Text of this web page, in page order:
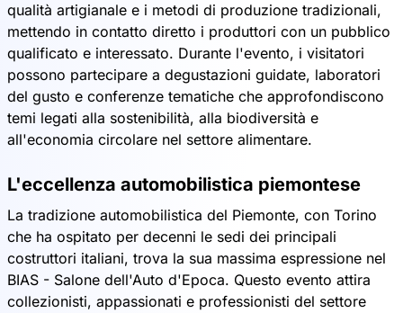
qualità artigianale e i metodi di produzione tradizionali,
mettendo in contatto diretto i produttori con un pubblico
qualificato e interessato. Durante l'evento, i visitatori
possono partecipare a degustazioni guidate, laboratori
del gusto e conferenze tematiche che approfondiscono
temi legati alla sostenibilità, alla biodiversità e
all'economia circolare nel settore alimentare.
L'eccellenza automobilistica piemontese
La tradizione automobilistica del Piemonte, con Torino
che ha ospitato per decenni le sedi dei principali
costruttori italiani, trova la sua massima espressione nel
BIAS - Salone dell'Auto d'Epoca. Questo evento attira
collezionisti, appassionati e professionisti del settore